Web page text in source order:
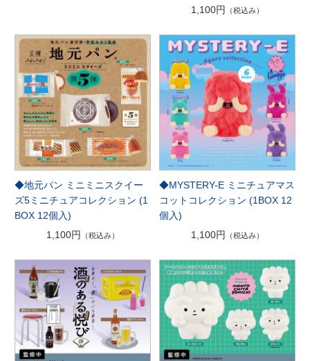
1,100円 （税込み）
◆地元パン ミニミニスクイー
ズ5ミニチュアコレクション (1
BOX 12個入)
1,100円
（税込み）
◆MYSTERY-E ミニチュアマス
コットコレクション (1BOX 12
個入)
1,100円
（税込み）